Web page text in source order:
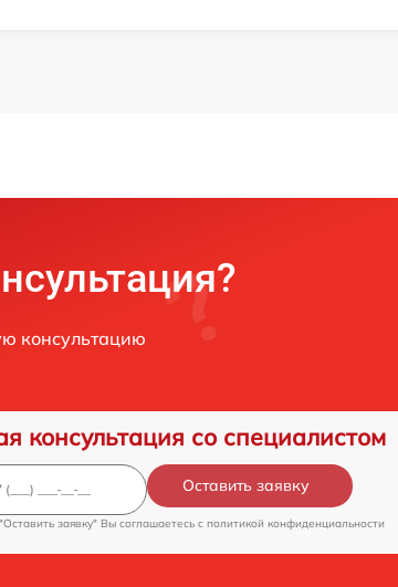
консультацию
консультация со специалистом
Оставить заявку
заявку" Вы соглашаетесь c политикой конфиденциальности